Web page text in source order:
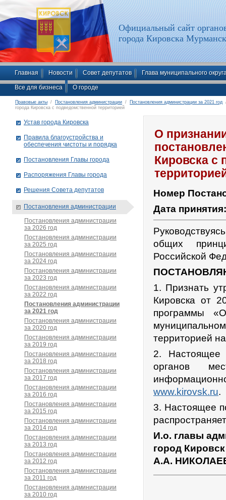
Официальный сайт
города Кировска
Главная Новости Совет депутатов Глава муниципального
Все для бизнеса О городе
Правовые акты / Постановления администрации / Постановления администрации за 2021 год
города Кировска с подведомственной территорией
О
Кировска с
Номер
Дата
общих
Российской
1. Признать
Кировска от
программы
территорией
2. Настоящее
органов
www.kirovsk.ru.
3. Настоящее
И.о. главы
город
А.А.
Устав города Кировска
Правила благоустройства и
обеспечения чистоты и порядка
Постановления Главы города
Распоряжения Главы города
Решения Совета депутатов
Постановления администрации
Постановления администрации
за 2026 год
Постановления администрации
за 2025 год
Постановления администрации
за 2024 год
Постановления администрации
за 2023 год
Постановления администрации
за 2022 год
Постановления администрации
за 2021 год
Постановления администрации
за 2020 год
Постановления администрации
за 2019 год
Постановления администрации
за 2018 год
Постановления администрации
за 2017 год
Постановления администрации
за 2016 год
Постановления администрации
за 2015 год
Постановления администрации
за 2014 год
Постановления администрации
за 2013 год
Постановления администрации
за 2012 год
Постановления администрации
за 2011 год
Постановления администрации
за 2010 год